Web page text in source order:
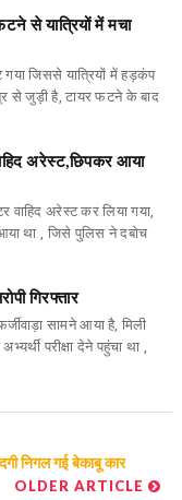
से यात्रियों में मचा
जिससे यात्रियों में हड़कंप
से जुड़ी है, टायर फटने के बाद
अरेस्ट,छिपकर आया
वाहिद अरेस्ट कर लिया गया,
था , जिसे पुलिस ने दबोच
गिरफ्तार
सामने आया है, मिली
परीक्षा देने पहुंचा था ,
निगल गई बेकाबू कार
OLDER ARTICLE